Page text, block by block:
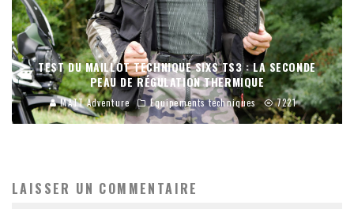
TEST DU MAILLOT TECHNIQUE SIXS TS3 : LA SECONDE
PEAU DE RÉGULATION THERMIQUE
MATT Adventure Equipements techniques 7221
LAISSER UN COMMENTAIRE